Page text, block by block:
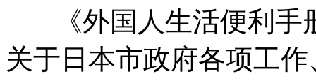
《外国人生活便利手
关于日本市政府各项工